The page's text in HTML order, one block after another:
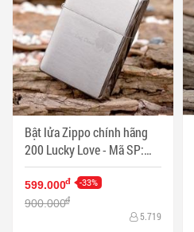
Bật lửa Zippo chính hãng
200 Lucky Love - Mã SP:
BL09712
599.000đ -33%
900.000đ
5.719